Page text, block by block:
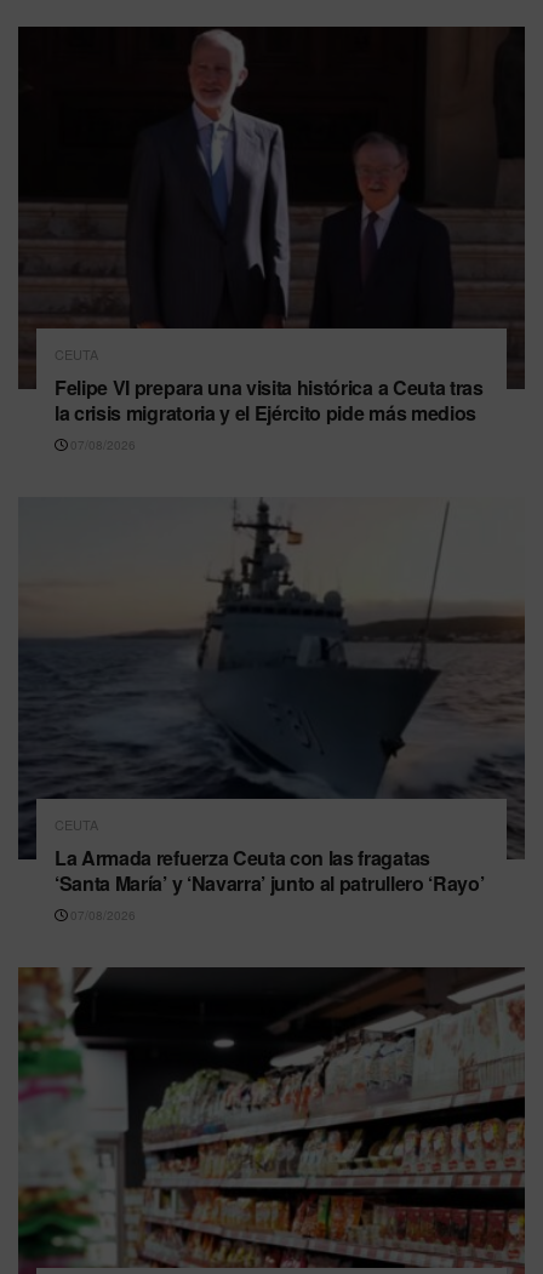
CEUTA
Felipe VI prepara una visita histórica a Ceuta tras
la crisis migratoria y el Ejército pide más medios
07/08/2026
CEUTA
La Armada refuerza Ceuta con las fragatas
‘Santa María’ y ‘Navarra’ junto al patrullero ‘Rayo’
07/08/2026